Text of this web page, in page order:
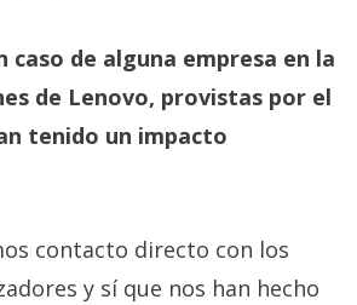
caso de alguna empresa en la
de Lenovo, provistas por el
tenido un impacto
contacto directo con los
y sí que nos han hecho